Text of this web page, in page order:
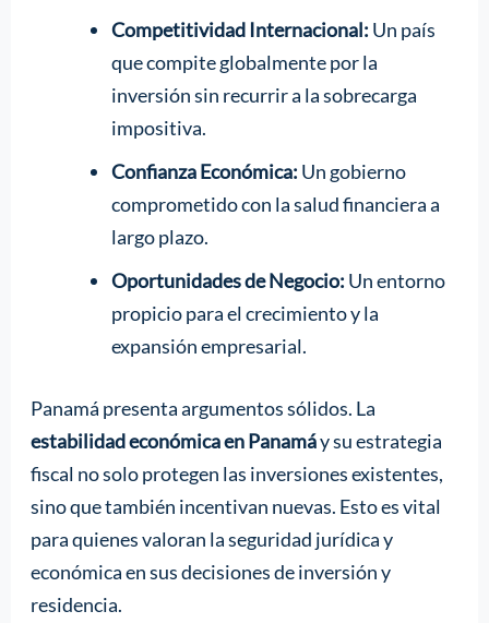
Competitividad Internacional: Un país
que compite globalmente por la
inversión sin recurrir a la sobrecarga
impositiva.
Confianza Económica: Un gobierno
comprometido con la salud financiera a
largo plazo.
Oportunidades de Negocio: Un entorno
propicio para el crecimiento y la
expansión empresarial.
Panamá presenta argumentos sólidos. La
estabilidad económica en Panamáy su estrategia
fiscal no solo protegen las inversiones existentes,
sino que también incentivan nuevas. Esto es vital
para quienes valoran la seguridad jurídica y
económica en sus decisiones de inversión y
residencia.